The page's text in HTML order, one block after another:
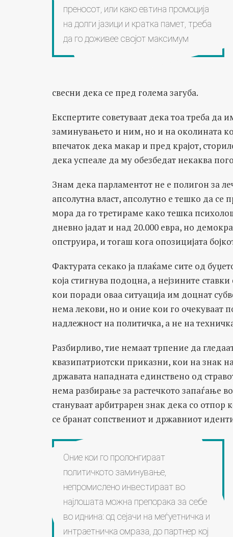
преносот, или како евтина промоција
на долги јазици и кратка памет, треба
да го доживее својот максимум
свесни дека се пред голема загуба.
Експертите советуваат дека тоа треба да
заминувањето и ним, но и на околината
впечаток дека макар и пред крајот,
дека успеале да му обезбедат некаква
Знам дека парламентот не е полигон за
апсолутна власт, апсолутно е тешко да се
мора да го третираме како тешка
дневно јадат и над 20.000 евра, но
опструира, и тогаш кога опозицијата
Фактурата секако ја плаќаме сите од
која стигнува подоцна, а нејзините
кои поради оваа ситуација им доцнат
нема лекови, но и оние кои го очекуваат
надлежност на политичка, а не на
Разбирливо, тие немаат трпение да
квазипатриотски приказни, кои на знак
државата нападната единствено од
нема разбирање за растечкото запаѓање
стануваат арбитрарен знак дека со отпор
се бранат сопствениот и државниот
Оние кои го пролонгираат
политичкото заминување,
непромислено инвестираат во
најлошата можна препорака за себе
во иднина: од сејачи на меѓуетничка и
интраетничка омраза, до партнер кој